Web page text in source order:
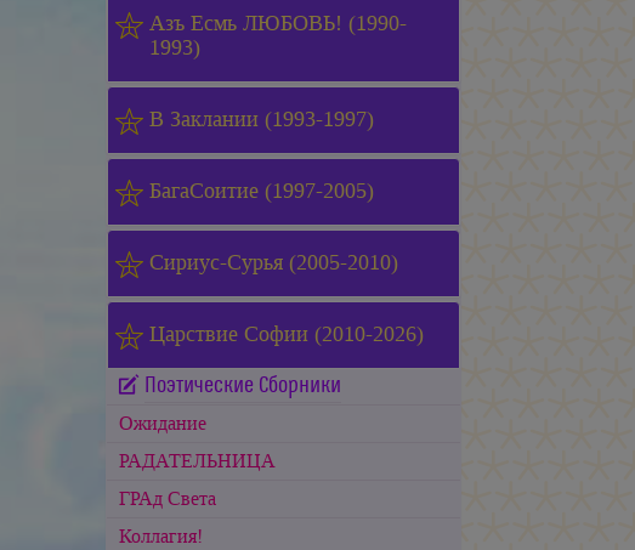
Азъ Есмь ЛЮБОВЬ! (1990-
1993)
В Заклании (1993-1997)
БагаСоитие (1997-2005)
Сириус-Сурья (2005-2010)
Царствие Софии (2010-2026)
Поэтические Сборники
Ожидание
РАДАТЕЛЬНИЦА
ГРАд Света
Коллагия!